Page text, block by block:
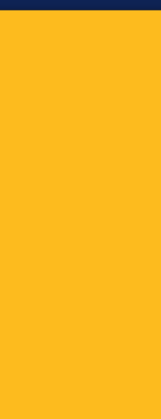
Mis
Het
gratis
Houd
Al